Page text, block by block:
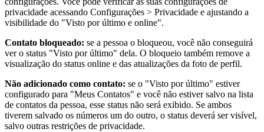
privacidade acessando Configurações > Privacidade e ajustando a
visibilidade do "Visto por último e online".
Contato bloqueado: se a pessoa o bloqueou, você não conseguirá
ver o status "Visto por último" dela. O bloqueio também remove a
visualização do status online e das atualizações da foto de perfil.
Não adicionado como contato: se o "Visto por último" estiver
configurado para "Meus Contatos" e você não estiver salvo na lista
de contatos da pessoa, esse status não será exibido. Se ambos
tiverem salvado os números um do outro, o status deverá ser visível,
salvo outras restrições de privacidade.